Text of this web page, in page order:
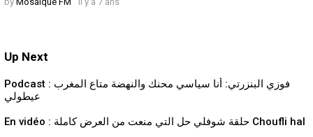
Up Next
Podcast : فوزي البنزرتي: أنا سياسي محنك والنهضة متاع المغرب
عيطولي
En vidéo : حلقة شوفلي حل التي منعت من العرض كاملة Choufli hal